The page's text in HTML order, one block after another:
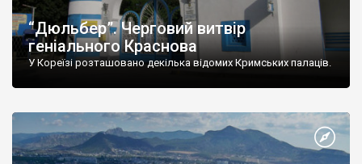
“Дюльбер”. Черговий витвір
геніального Краснова
У Кореїзі розташовано декілька відомих Кримських палаців.